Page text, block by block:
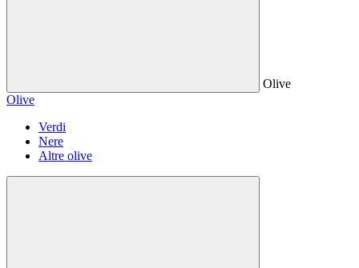
Olive
Olive
Verdi
Nere
Altre olive